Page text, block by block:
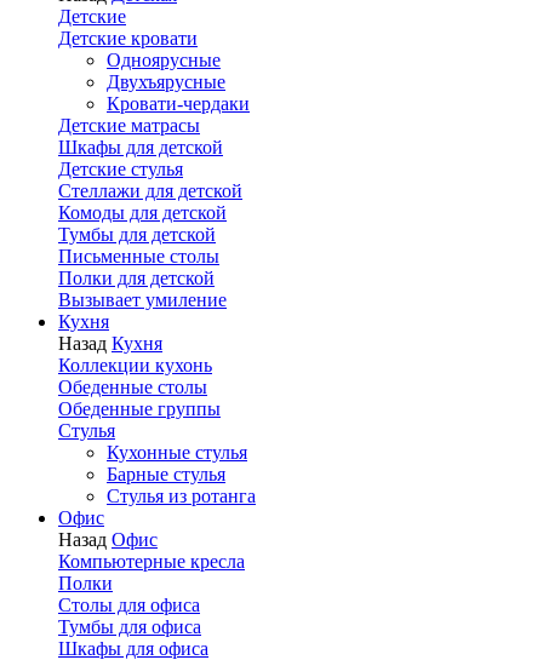
Детские
Детские кровати
Одноярусные
Двухъярусные
Кровати-чердаки
Детские матрасы
Шкафы для детской
Детские стулья
Стеллажи для детской
Комоды для детской
Тумбы для детской
Письменные столы
Полки для детской
Вызывает умиление
Кухня
Назад Кухня
Коллекции кухонь
Обеденные столы
Обеденные группы
Стулья
Кухонные стулья
Барные стулья
Стулья из ротанга
Офис
Назад Офис
Компьютерные кресла
Полки
Столы для офиса
Тумбы для офиса
Шкафы для офиса